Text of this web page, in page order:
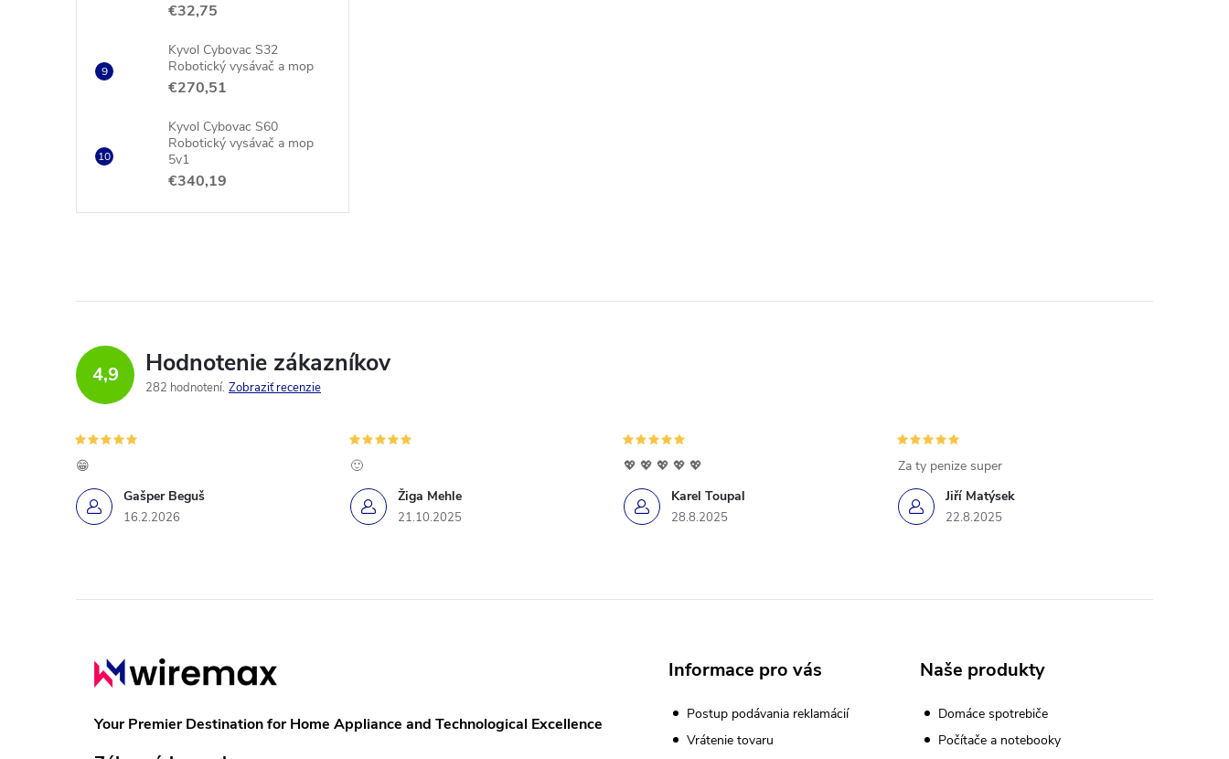
€32,75
Kyvol Cybovac S32
Robotický vysávač a mop
€270,51
Kyvol Cybovac S60
Robotický vysávač a mop
5v1
€340,19
4,9 Hodnotenie zákazníkov
282 hodnotení Zobraziť recenzie
Gašper Beguš
16.2.2026
😁
Žiga Mehle
21.10.2025
🙂
Karel Toupal
28.8.2025
💖 💖 💖 💖 💖
Jiří Matýsek
22.8.2025
Za ty penize super
Your Premier Destination for Home Appliance and Technological Excellence
Informace pro vás
Postup podávania reklamácií
Vrátenie tovaru
Naše produkty
Domáce spotrebiče
Počítače a notebooky